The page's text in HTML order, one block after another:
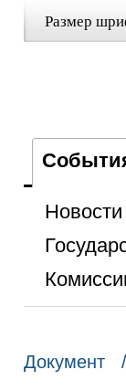
Размер
Новости
Документ /